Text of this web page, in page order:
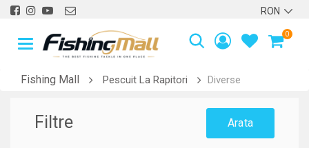
0
Fishing Mall Pescuit La Rapitori Diverse
Filtre Arata